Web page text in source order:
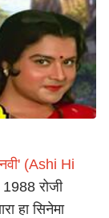
(Ashi Hi
1988 रोजी
हा सिनेमा